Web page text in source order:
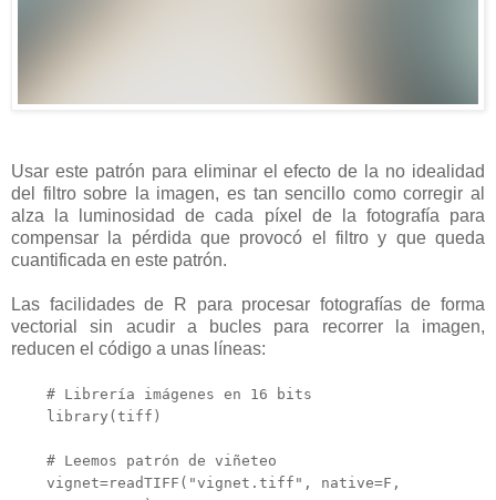
Usar este patrón para eliminar el efecto de la no idealidad
del filtro sobre la imagen, es tan sencillo como corregir al
alza la luminosidad de cada píxel de la fotografía para
compensar la pérdida que provocó el filtro y que queda
cuantificada en este patrón.
Las facilidades de R para procesar fotografías de forma
vectorial sin acudir a bucles para recorrer la imagen,
reducen el código a unas líneas:
# Librería imágenes en 16 bits
library(tiff)
# Leemos patrón de viñeteo
vignet=readTIFF("vignet.tiff", native=F,